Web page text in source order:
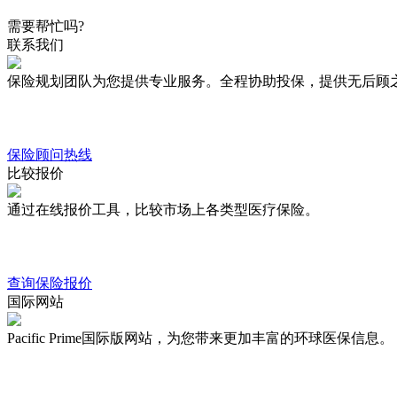
需要帮忙吗?
联系我们
保险规划团队为您提供专业服务。全程协助投保，提供无后顾
保险顾问热线
比较报价
通过在线报价工具，比较市场上各类型医疗保险。
查询保险报价
国际网站
Pacific Prime国际版网站，为您带来更加丰富的环球医保信息。